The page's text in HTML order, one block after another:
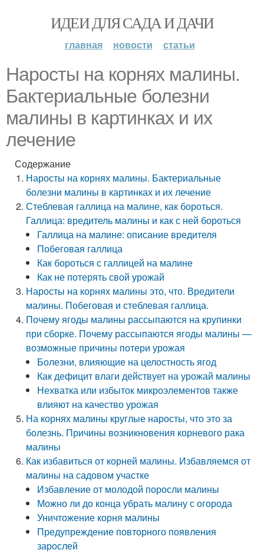
ИДЕИ ДЛЯ САДА И ДАЧИ
главная новости статьи
Наросты на корнях малины.
Бактериальные болезни
малины в картинках и их
лечение
Содержание
Наросты на корнях малины. Бактериальные
болезни малины в картинках и их лечение
Стеблевая галлица на малине, как бороться.
Галлица: вредитель малины и как с ней бороться
Галлица на малине: описание вредителя
Побеговая галлица
Как бороться с галлицей на малине
Как не потерять свой урожай
Наросты на корнях малины это, что. Вредители
малины. Побеговая и стеблевая галлица.
Почему ягоды малины рассыпаются на крупинки
при сборке. Почему рассыпаются ягоды малины —
возможные причины потери урожая
Болезни, влияющие на целостность ягод
Как дефицит влаги действует на урожай малины
Нехватка или избыток микроэлементов также
влияют на качество урожая
На корнях малины круглые наросты, что это за
болезнь. Причины возникновения корневого рака
малины
Как избавиться от корней малины. Избавляемся от
малины на садовом участке
Избавление от молодой поросли малины
Можно ли до конца убрать малину с огорода
Уничтожение корня малины
Предупреждение повторного появления
зарослей